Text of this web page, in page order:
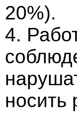
20%).
4.
носить